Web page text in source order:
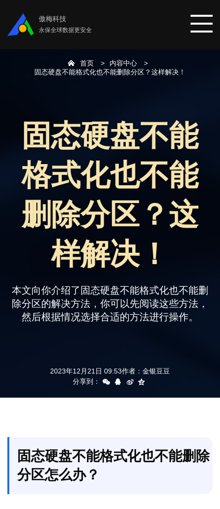
傲梅科技
永保全球数据更安全
数据恢复
数据备份
支持
首页
内容中心
固态硬盘不能格式化也不能删除分区？这样解决！
固态硬盘不能
格式化也不能
删除分区？这
样解决！
本文向你介绍了固态硬盘不能格式化也不能删
除分区的解决方法，你可以先阅读这些方法，
然后根据情况选择合适的方法进行操作。
2023年12月21日 09:53作者： 金银豆豆
分享到：
固态硬盘不能格式化也不能删除
分区怎么办？